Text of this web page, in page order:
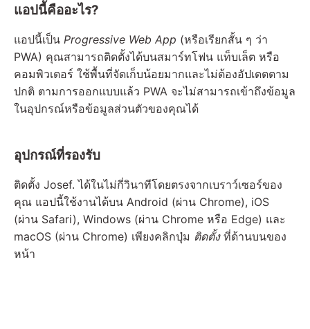
แอปนี้คืออะไร?
แอปนี้เป็น Progressive Web App (หรือเรียกสั้น ๆ ว่า
PWA) คุณสามารถติดตั้งได้บนสมาร์ทโฟน แท็บเล็ต หรือ
คอมพิวเตอร์ ใช้พื้นที่จัดเก็บน้อยมากและไม่ต้องอัปเดตตาม
ปกติ ตามการออกแบบแล้ว PWA จะไม่สามารถเข้าถึงข้อมูล
ในอุปกรณ์หรือข้อมูลส่วนตัวของคุณได้
อุปกรณ์ที่รองรับ
ติดตั้ง Josef. ได้ในไม่กี่วินาทีโดยตรงจากเบราว์เซอร์ของ
คุณ แอปนี้ใช้งานได้บน Android (ผ่าน Chrome), iOS
(ผ่าน Safari), Windows (ผ่าน Chrome หรือ Edge) และ
macOS (ผ่าน Chrome) เพียงคลิกปุ่ม ติดตั้งที่ด้านบนของ
หน้า